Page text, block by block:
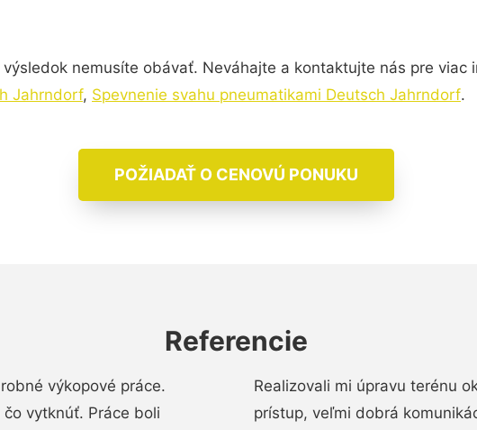
výsledok nemusíte obávať. Neváhajte a kontaktujte nás pre viac
Jahrndorf, Spevnenie svahu pneumatikami Deutsch Jahrndorf.
POŽIADAŤ O CENOVÚ PONUKU
Referencie
výkopové práce.
vytknúť. Práce boli
Realizovali mi úpravu terénu
prístup, veľmi dobrá